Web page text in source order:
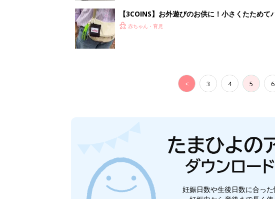
【3COINS】お外遊びのお供に！小さくたため
ート」
赤ちゃん・育児
< 3 4 5 6
妊娠日数や生後日数に合っ